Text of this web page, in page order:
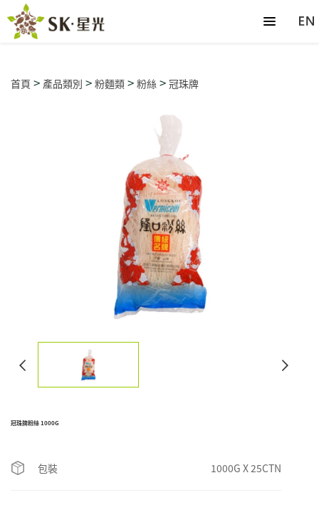
首頁 > 產品類別 > 粉麵類 > 粉絲 > 冠珠牌
冠珠牌粉絲 1000G
包裝 1000G X 25CTN